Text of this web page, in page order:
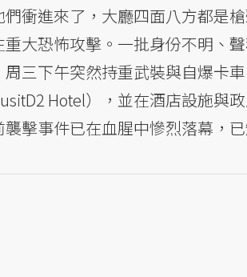
們衝進來了，大廳四面八方都
重大恐怖攻擊。一批身份不明、
周三下午突然持重武裝與自爆卡
Hotel），並在酒店設施
襲擊事件已在血腥中慘烈落幕，